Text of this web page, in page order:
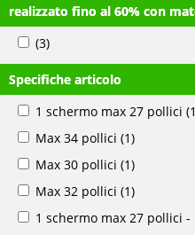
realizzato fino al 60% con
(3)
Specifiche articolo
1 schermo max 27 pollici
Max 34 pollici (1)
Max 30 pollici (1)
Max 32 pollici (1)
1 schermo max 27 pollici